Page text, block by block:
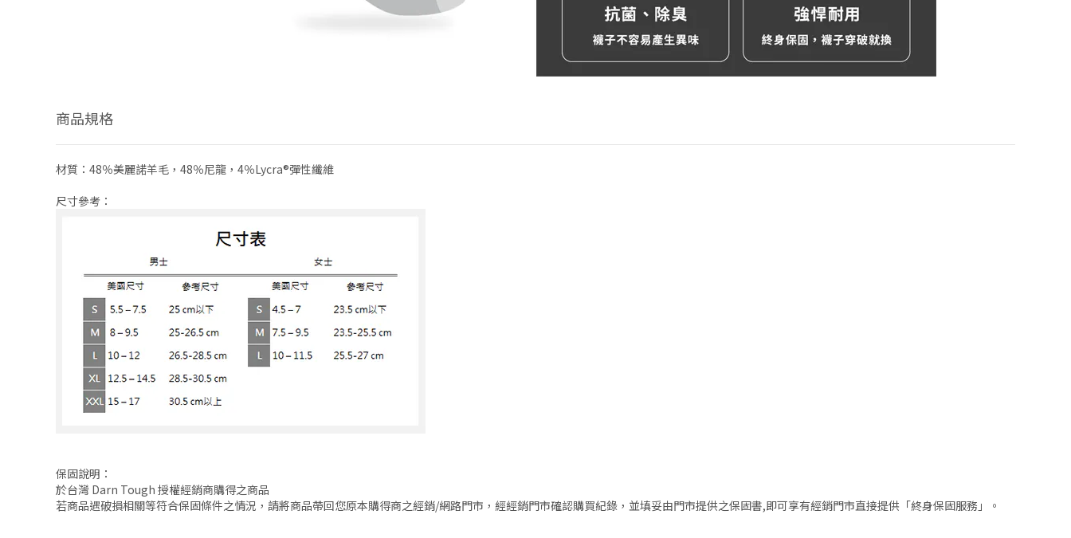
商品規格
材質：48％美麗諾羊毛，48％尼龍，4％Lycra®彈性纖維
尺寸參考：
保固說明：
於台灣 Darn Tough 授權經銷商購得之商品
若商品遇破損相關等符合保固條件之情況，請將商品帶回您原本購得商之經銷/網路門市，經經銷門市確認購買紀錄，並填妥由門市提供之保固書,即可享有經銷門市直接提供「終身保固服務」。